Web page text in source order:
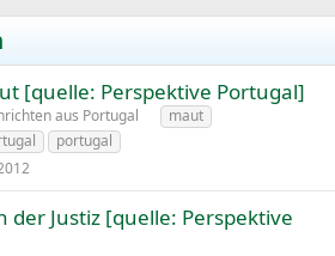
[quelle: Perspektive Portugal]
aus Portugal
maut
portugal
der Justiz [quelle: Perspektive